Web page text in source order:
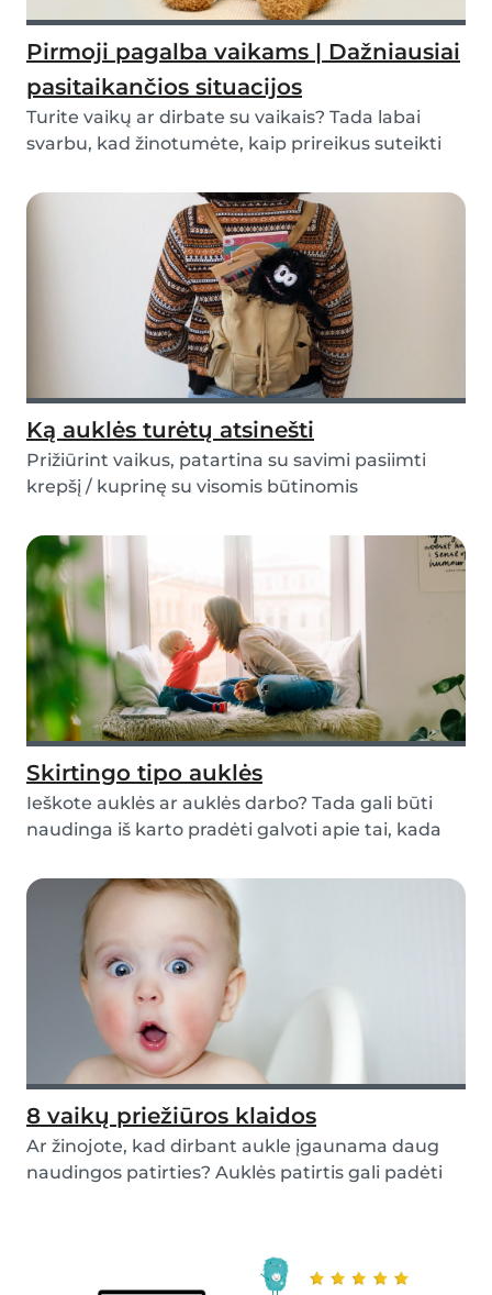
Pirmoji pagalba vaikams | Dažniausiai
pasitaikančios situacijos
Turite vaikų ar dirbate su vaikais? Tada labai
svarbu, kad žinotumėte, kaip prireikus suteikti
Ką auklės turėtų atsinešti
Prižiūrint vaikus, patartina su savimi pasiimti
krepšį / kuprinę su visomis būtinomis
Skirtingo tipo auklės
Ieškote auklės ar auklės darbo? Tada gali būti
naudinga iš karto pradėti galvoti apie tai, kada
8 vaikų priežiūros klaidos
Ar žinojote, kad dirbant aukle įgaunama daug
naudingos patirties? Auklės patirtis gali padėti